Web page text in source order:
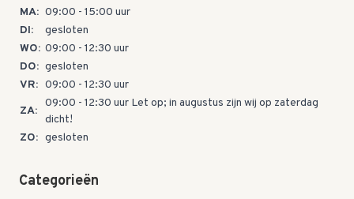
MA: 09:00 - 15:00 uur
DI:
gesloten
WO: 09:00 - 12:30 uur
DO: gesloten
VR: 09:00 - 12:30 uur
ZA:
09:00 - 12:30 uur Let op; in augustus zijn wij op zaterdag
dicht!
ZO: gesloten
Categorieën